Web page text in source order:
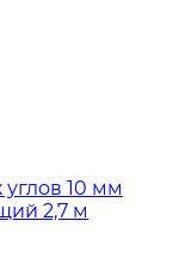
10 мм
2,7 м